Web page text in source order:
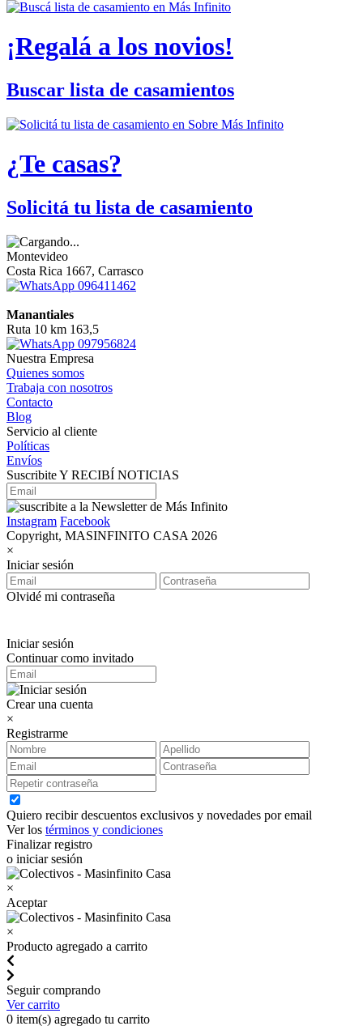
¡Regalá a los novios!
Buscar lista de casamientos
¿Te casas?
Solicitá tu lista de casamiento
Montevideo
Costa Rica 1667, Carrasco
096411462
Manantiales
Ruta 10 km 163,5
097956824
Nuestra Empresa
Quienes somos
Trabaja con nosotros
Contacto
Blog
Servicio al cliente
Políticas
Envíos
Suscribite Y RECIBÍ NOTICIAS
Instagram Facebook
Copyright, MASINFINITO CASA 2026
×
Iniciar sesión
Olvidé mi contraseña
Iniciar sesión
Continuar como invitado
Crear una cuenta
×
Registrarme
Quiero recibir descuentos exclusivos y novedades por email
Ver los términos y condiciones
Finalizar registro
o iniciar sesión
×
Aceptar
×
Producto agregado a carrito
Seguir comprando
Ver carrito
0 item(s) agregado tu carrito